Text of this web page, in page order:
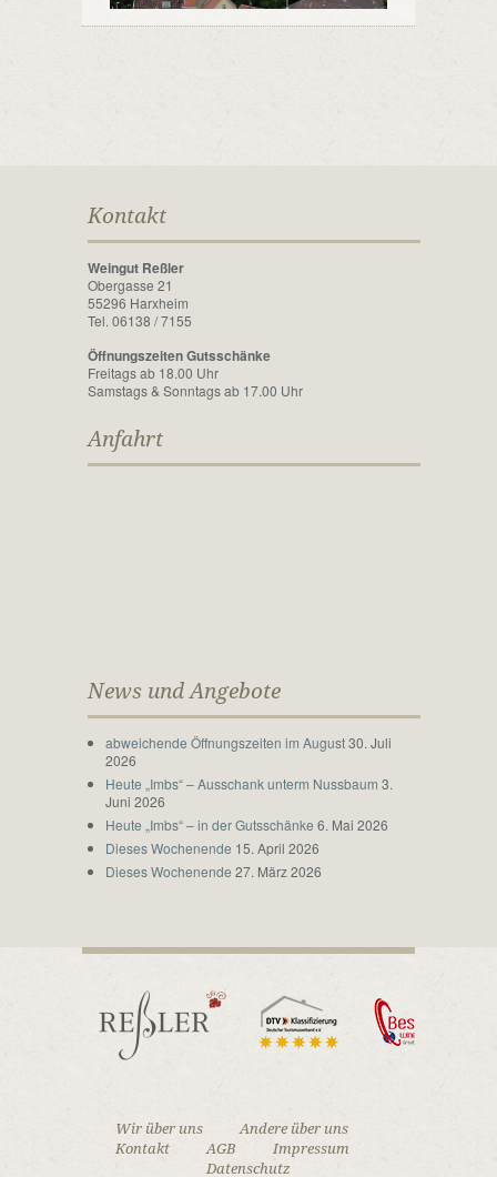
Kontakt
Weingut Reßler
Obergasse 21
55296 Harxheim
Tel. 06138 / 7155
Öffnungszeiten Gutsschänke
Freitags ab 18.00 Uhr
Samstags & Sonntags ab 17.00 Uhr
Anfahrt
News und Angebote
abweichende Öffnungszeiten im August 30. Juli
2026
Heute „Imbs“ – Ausschank unterm Nussbaum 3.
Juni 2026
Heute „Imbs“ – in der Gutsschänke 6. Mai 2026
Dieses Wochenende 15. April 2026
Dieses Wochenende 27. März 2026
Wir über uns
Andere über uns
Kontakt
AGB
Impressum
Datenschutz